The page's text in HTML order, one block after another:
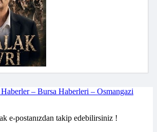
e-postanızdan takip edebilirsiniz !